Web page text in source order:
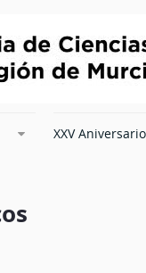
XXV Aniversario